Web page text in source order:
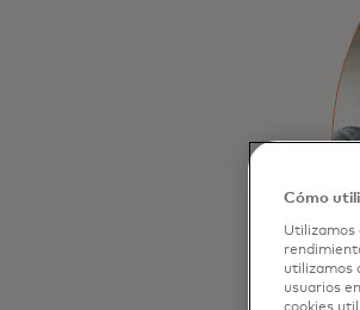
Cómo
Utilizamos
utilizamos
usuarios
cookies